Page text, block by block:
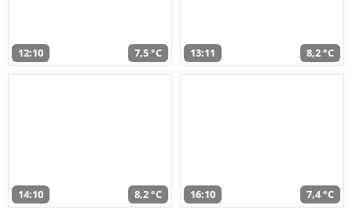
12:10 7,5 °C 13:11 8,2 °C
14:10 8,2 °C 16:10 7,4 °C